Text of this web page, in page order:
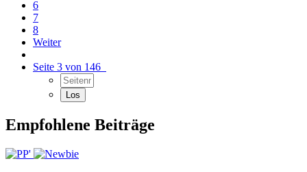
6
7
8
Weiter
Seite 3 von 146
Empfohlene Beiträge